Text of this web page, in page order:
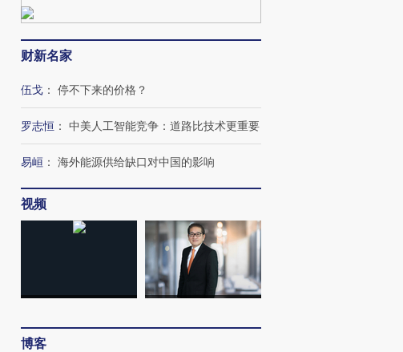
财新名家
伍戈 ： 停不下来的价格？
罗志恒 ： 中美人工智能竞争：道路比技术更重要
易峘 ： 海外能源供给缺口对中国的影响
视频
博客